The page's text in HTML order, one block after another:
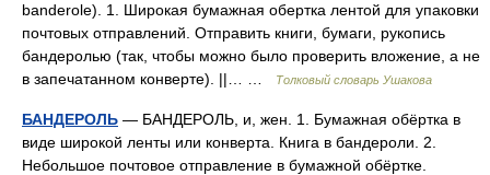
banderole). 1. Широкая бумажная обертка лентой для упаковки
почтовых отправлений. Отправить книги, бумаги, рукопись
бандеролью (так, чтобы можно было проверить вложение, а не
в запечатанном конверте). ||… …
Толковый словарь Ушакова
БАНДЕРОЛЬ — БАНДЕРОЛЬ, и, жен. 1. Бумажная обёртка в
виде широкой ленты или конверта. Книга в бандероли. 2.
Небольшое почтовое отправление в бумажной обёртке.